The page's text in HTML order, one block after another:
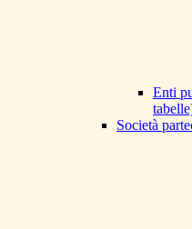
Enti
Società